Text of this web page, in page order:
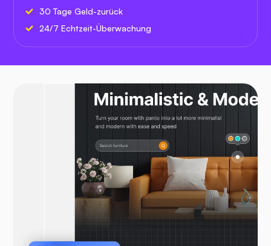
30 Tage Geld-zurück
24/7 Echtzeit-Überwachung